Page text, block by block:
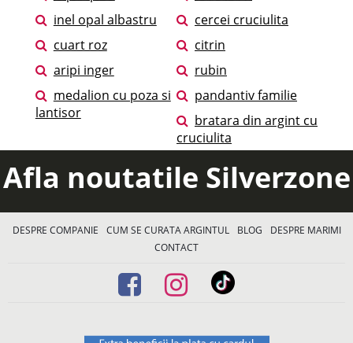
inel opal albastru
cercei cruciulita
cuart roz
citrin
aripi inger
rubin
medalion cu poza si
lantisor
pandantiv familie
bratara din argint cu
cruciulita
Afla noutatile Silverzone
DESPRE COMPANIE CUM SE CURATA ARGINTUL BLOG
DESPRE MARIMI
CONTACT